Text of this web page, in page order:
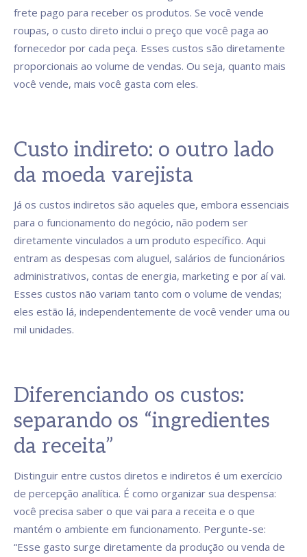
frete pago para receber os produtos. Se você vende
roupas, o custo direto inclui o preço que você paga ao
fornecedor por cada peça. Esses custos são diretamente
proporcionais ao volume de vendas. Ou seja, quanto mais
você vende, mais você gasta com eles.
Custo indireto: o outro lado
da moeda varejista
Já os custos indiretos são aqueles que, embora essenciais
para o funcionamento do negócio, não podem ser
diretamente vinculados a um produto específico. Aqui
entram as despesas com aluguel, salários de funcionários
administrativos, contas de energia, marketing e por aí vai.
Esses custos não variam tanto com o volume de vendas;
eles estão lá, independentemente de você vender uma ou
mil unidades.
Diferenciando os custos:
separando os “ingredientes
da receita”
Distinguir entre custos diretos e indiretos é um exercício
de percepção analítica. É como organizar sua despensa:
você precisa saber o que vai para a receita e o que
mantém o ambiente em funcionamento. Pergunte-se:
“Esse gasto surge diretamente da produção ou venda de